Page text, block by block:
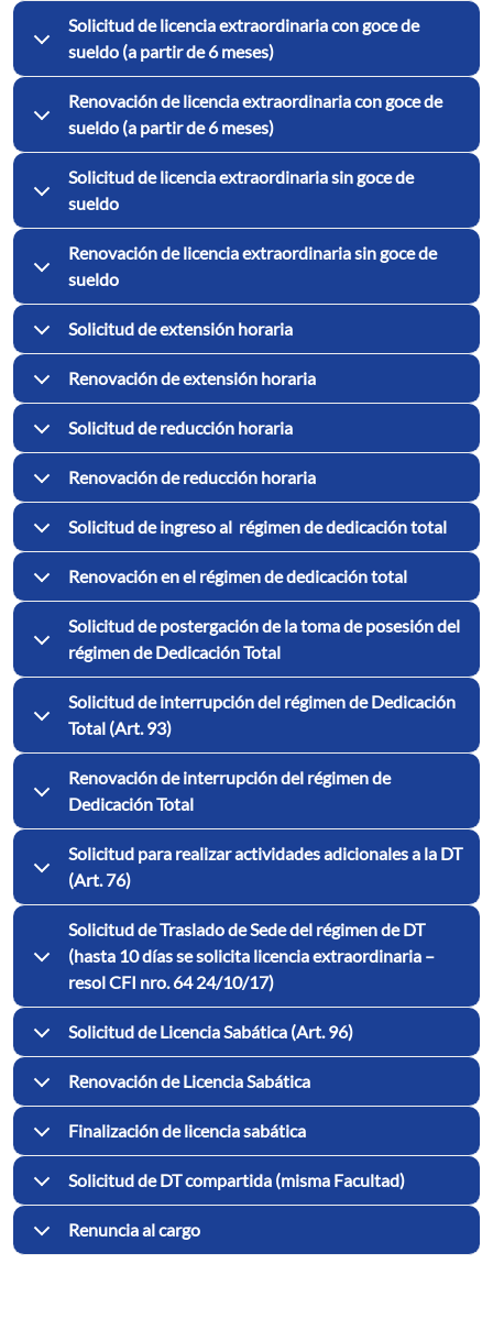
Solicitud de licencia extraordinaria con goce de
sueldo (a partir de 6 meses)
Renovación de licencia extraordinaria con goce de
sueldo (a partir de 6 meses)
Solicitud de licencia extraordinaria sin goce de
sueldo
Renovación de licencia extraordinaria sin goce de
sueldo
Solicitud de extensión horaria
Renovación de extensión horaria
Solicitud de reducción horaria
Renovación de reducción horaria
Solicitud de ingreso al régimen de dedicación total
Renovación en el régimen de dedicación total
Solicitud de postergación de la toma de posesión del
régimen de Dedicación Total
Solicitud de interrupción del régimen de Dedicación
Total (Art. 93)
Renovación de interrupción del régimen de
Dedicación Total
Solicitud para realizar actividades adicionales a la DT
(Art. 76)
Solicitud de Traslado de Sede del régimen de DT
(hasta 10 días se solicita licencia extraordinaria –
resol CFI nro. 64 24/10/17)
Solicitud de Licencia Sabática (Art. 96)
Renovación de Licencia Sabática
Finalización de licencia sabática
Solicitud de DT compartida (misma Facultad)
Renuncia al cargo